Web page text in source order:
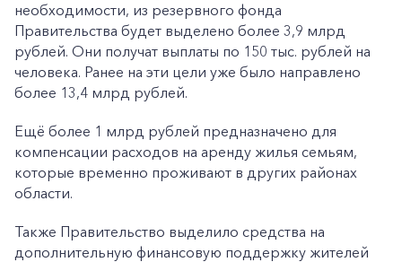
необходимости, из резервного фонда
Правительства будет выделено более 3,9 млрд
рублей. Они получат выплаты по 150 тыс. рублей на
человека. Ранее на эти цели уже было направлено
более 13,4 млрд рублей.
Ещё более 1 млрд рублей предназначено для
компенсации расходов на аренду жилья семьям,
которые временно проживают в других районах
области.
Также Правительство выделило средства на
дополнительную финансовую поддержку жителей